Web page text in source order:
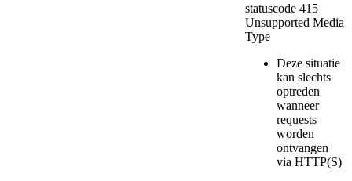
statuscode 415
Unsupported Media
Type
Deze situatie
kan slechts
optreden
wanneer
requests
worden
ontvangen
via HTTP(S)